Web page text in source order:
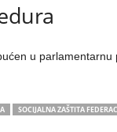
u
SOCIJALNA ZAŠTITA